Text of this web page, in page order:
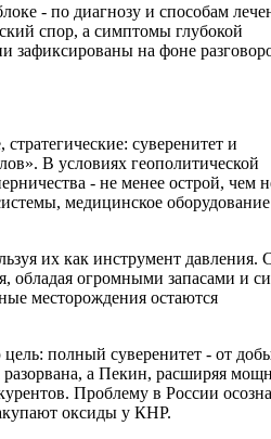
- по диагнозу и способам
спор, а симптомы глубокой
зафиксированы на фоне
суверенитет и
В условиях геополитической
- не менее острой, чем
медицинское
их как инструмент
обладая огромными запасами и
месторождения остаются
полный суверенитет - от
а Пекин, расширяя
Проблему в России
оксиды у КНР.